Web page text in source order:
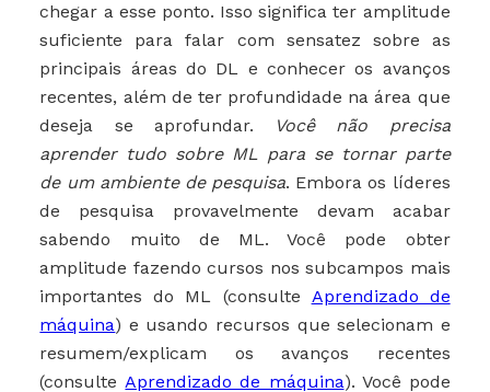
chegar a esse ponto. Isso significa ter amplitude
suficiente para falar com sensatez sobre as
principais áreas do DL e conhecer os avanços
recentes, além de ter profundidade na área que
deseja se aprofundar.
Você não precisa
aprender tudo sobre ML para se tornar parte
de um ambiente de pesquisa. Embora os líderes
de pesquisa provavelmente devam acabar
sabendo muito de ML. Você pode obter
amplitude fazendo cursos nos subcampos mais
importantes do ML (consulte Aprendizado de
máquina) e usando recursos que selecionam e
resumem/explicam os avanços recentes
(consulteAprendizado de máquina). Você pode